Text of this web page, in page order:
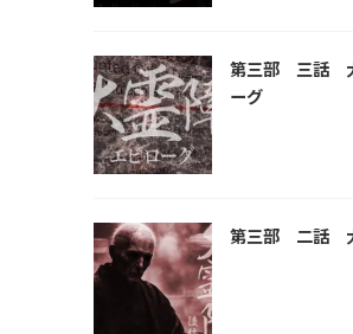
第三部 三話
ーグ
第三部 二話